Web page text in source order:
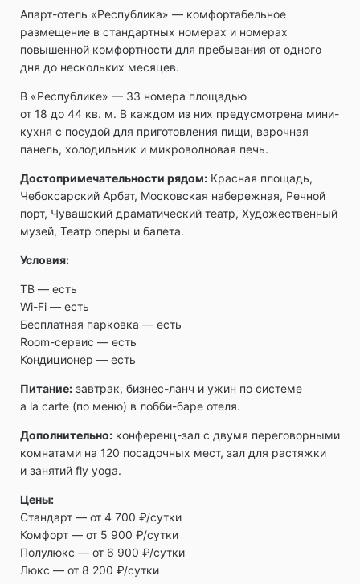
Апарт-отель «Республика» ― комфортабельное
размещение в стандартных номерах и номерах
повышенной комфортности для пребывания от одного
дня до нескольких месяцев.
В «Республике» — 33 номера площадью
от 18 до 44 кв. м. В каждом из них предусмотрена мини-
кухня с посудой для приготовления пищи, варочная
панель, холодильник и микроволновая печь.
Достопримечательности рядом: Красная площадь,
Чебоксарский Арбат, Московская набережная, Речной
порт, Чувашский драматический театр, Художественный
музей, Театр оперы и балета.
Условия:
ТВ ― есть
Wi-Fi ― есть
Бесплатная парковка ― есть
Room-сервис ― есть
Кондиционер — есть
Питание: завтрак, бизнес-ланч и ужин по системе
a la carte (по меню) в лобби-баре отеля.
Дополнительно: конференц-зал с двумя переговорными
комнатами на 120 посадочных мест, зал для растяжки
и занятий fly yoga.
Цены:
Стандарт ― от 4 700 ₽/сутки
Комфорт ― от 5 900 ₽/сутки
Полулюкс ― от 6 900 ₽/сутки
Люкс ― от 8 200 ₽/сутки